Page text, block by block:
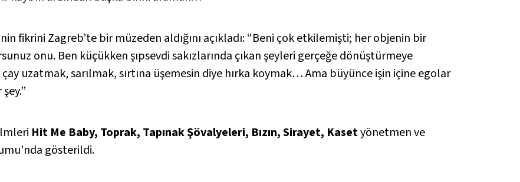
fikrini Zagreb’te bir müzeden aldığını açıkladı: “Beni çok etkilemişti; her objenin bir
onu. Ben küçükken şıpsevdi sakızlarında çıkan şeyleri gerçeğe dönüştürmeye
çay uzatmak, sarılmak, sırtına üşemesin diye hırka koymak… Ama büyünce işin içine egolar
Hit Me Baby, Toprak, Tapınak Şövalyeleri, Bızın, Sirayet, Kasetyönetmen ve
gösterildi.